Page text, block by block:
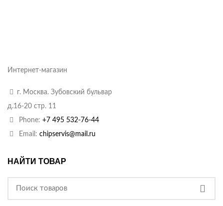
Интернет-магазин
г. Москва. Зубовский бульвар
д.16-20 стр. 11
Phone: +7 495 532-76-44
Email: chipservis@mail.ru
НАЙТИ ТОВАР